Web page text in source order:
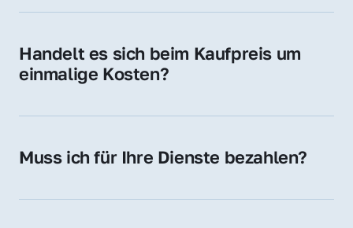
Für Unternehmen ist der Kauf in der Regel
Handelt es sich beim Kaufpreis um
einmalige Kosten?
späteren Betrieb der Domain (z. B. beim
Gebühren an. Diese bewegen sich für .de
Muss ich für Ihre Dienste bezahlen?
der Domain – ohne zusätzliche Vermittlungs-